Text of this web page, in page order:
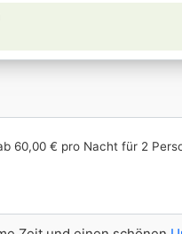
60,00 € pro Nacht für 2